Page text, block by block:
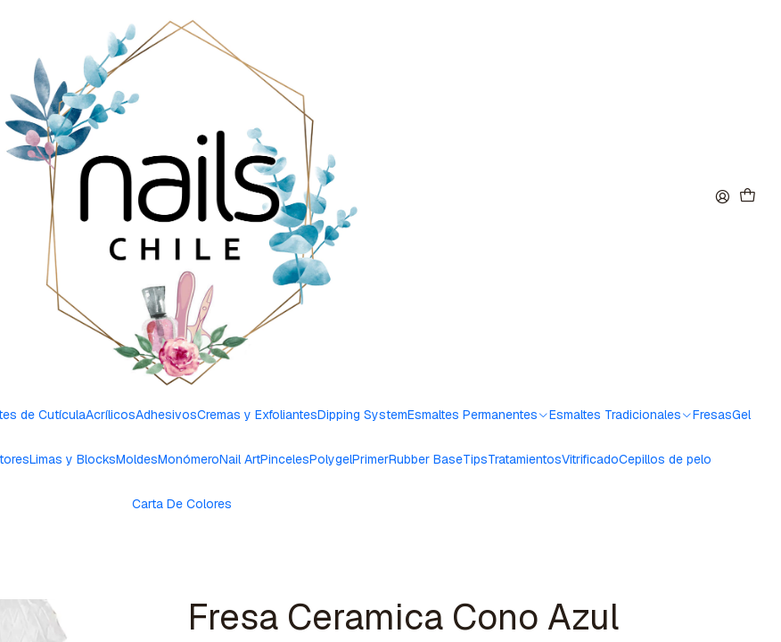
de CutículaAcrílicosAdhesivosCremas y ExfoliantesDipping SystemEsmaltes Permanentes Esmaltes Tradicionales FresasGel
Limas y BlocksMoldesMonómeroNail ArtPincelesPolygelPrimerRubber BaseTipsTratamientosVitrificadoCepillos de pelo
Carta De Colores
Fresa Ceramica Cono Azul